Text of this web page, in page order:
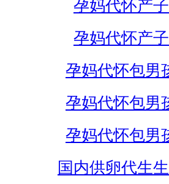
孕妈代怀产
孕妈代怀产
孕妈代怀包男
孕妈代怀包男
孕妈代怀包男
国内供卵代生